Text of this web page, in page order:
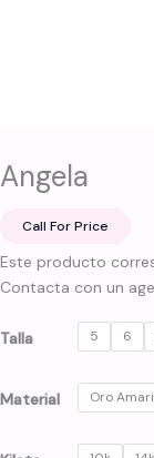
Angela
Call For Price
Este producto
Contacta con un
Talla 5 6
Material Oro